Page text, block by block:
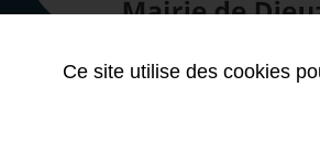
Ce site utilise des cookies